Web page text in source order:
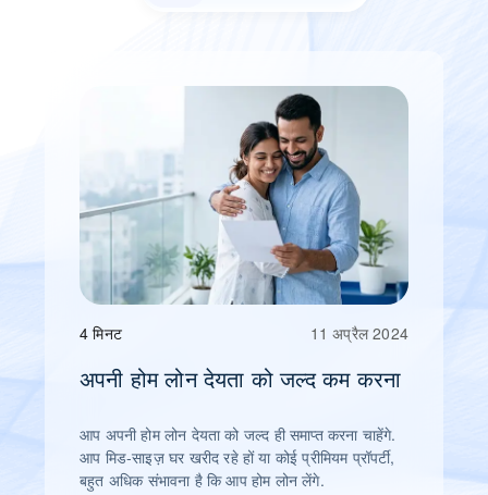
4 मिनट 11 अप्रैल 2024
अपनी होम लोन देयता को जल्द कम करना
आप अपनी होम लोन देयता को जल्द ही समाप्त करना चाहेंगे.
आप मिड-साइज़ घर खरीद रहे हों या कोई प्रीमियम प्रॉपर्टी,
बहुत अधिक संभावना है कि आप होम लोन लेंगे.